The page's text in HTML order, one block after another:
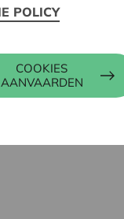
60, 2900 SCHOTEN
POLICY
COOKIES
AANVAARDEN